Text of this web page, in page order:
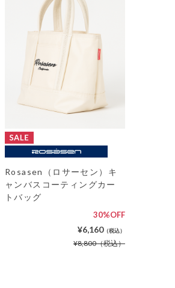
Rosasen（ロサーセン）キ
ャンバスコーティングカー
トバッグ
30%OFF
¥6,160（税込）
¥8,800（税込）